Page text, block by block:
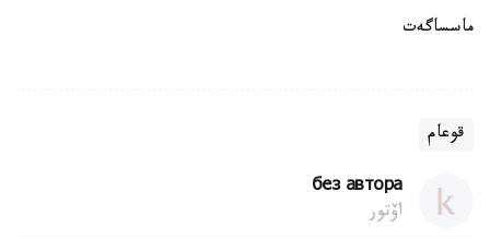
ماسساگەت
قوعام
без автора
اۆتور